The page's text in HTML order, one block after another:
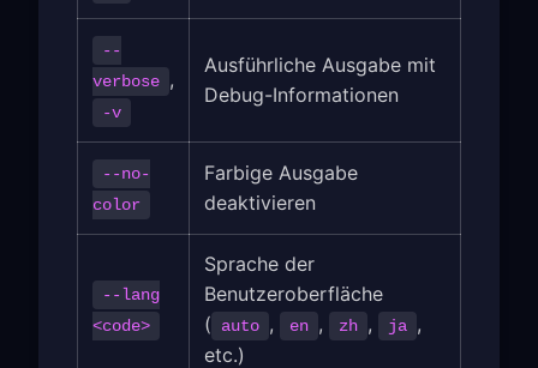
--
verbose ,
-v
Ausführliche Ausgabe mit
Debug-Informationen
--no-
color
Farbige Ausgabe
deaktivieren
--lang
<code>
Sprache der
Benutzeroberfläche
(
auto , en , zh , ja ,
etc.)